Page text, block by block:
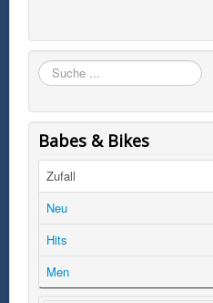
Suchen
Babes & Bikes
Zufall
Neu
Hits
Men